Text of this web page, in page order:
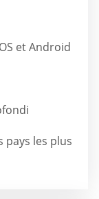
et Android
pays les plus